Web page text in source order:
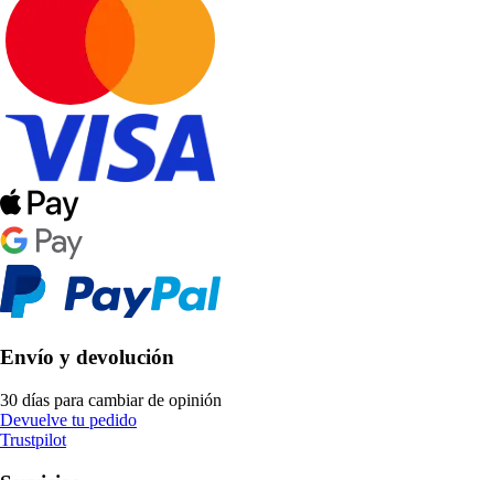
Envío y devolución
30 días para cambiar de opinión
Devuelve tu pedido
Trustpilot